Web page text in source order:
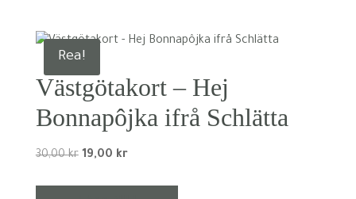
Rea!
Västgötakort – Hej
Bonnapôjka ifrå Schlätta
30,00kr Det
19,00 krDet